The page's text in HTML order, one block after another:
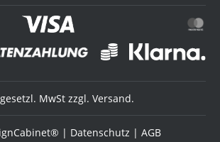
MwSt zzgl. Versand.
| Datenschutz | AGB